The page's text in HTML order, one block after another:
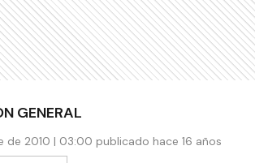
GENERAL
de 2010 | 03:00 publicado hace 16 años